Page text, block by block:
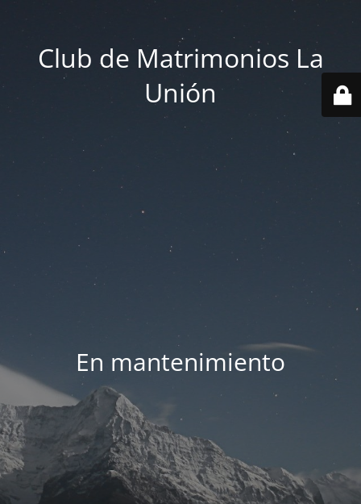
Club de Matrimonios La
Unión
En mantenimiento